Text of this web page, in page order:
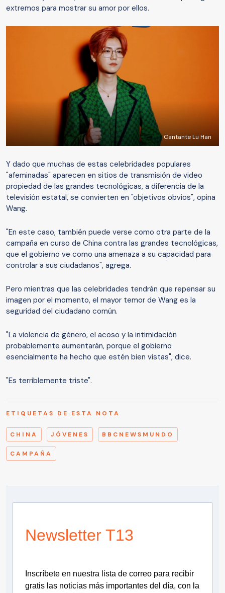
extremos para mostrar su amor por ellos.
Cantante Lu Han
Y dado que muchas de estas celebridades populares
"afeminadas" aparecen en sitios de transmisión de video
propiedad de las grandes tecnológicas, a diferencia de la
televisión estatal, se convierten en "objetivos obvios", opina
Wang.
"En este caso, también puede verse como otra parte de la
campaña en curso de China contra las grandes tecnológicas,
que el gobierno ve como una amenaza a su capacidad para
controlar a sus ciudadanos", agrega.
Pero mientras que las celebridades tendrán que repensar su
imagen por el momento, el mayor temor de Wang es la
seguridad del ciudadano común.
"La violencia de género, el acoso y la intimidación
probablemente aumentarán, porque el gobierno
esencialmente ha hecho que estén bien vistas", dice.
"Es terriblemente triste".
ETIQUETAS DE ESTA NOTA
CHINA JÓVENES BBCNEWSMUNDO
CAMPAÑA
Newsletter T13
Inscríbete en nuestra lista de correo para recibir
gratis las noticias más importantes del día, con la